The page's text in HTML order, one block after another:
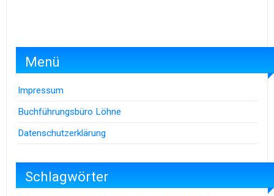
Menü
Impressum
Buchführungsbüro Löhne
Datenschutzerklärung
Schlagwörter